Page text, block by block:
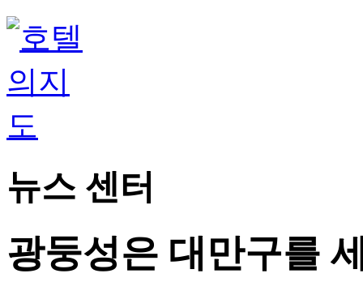
뉴스 센터
광둥성은 대만구를